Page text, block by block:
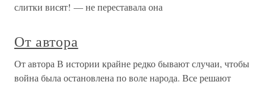
слитки висят! — не переставала она
От автора
От автора В истории крайне редко бывают случаи, чтобы
война была остановлена по воле народа. Все решают